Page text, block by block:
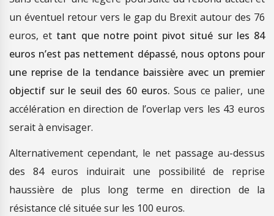
un éventuel retour vers le gap du Brexit autour des 76
euros, et tant que notre point pivot situé sur les 84
euros n’est pas nettement dépassé, nous optons pour
une reprise de la tendance baissière avec un premier
objectif sur le seuil des 60 euros.Sous ce palier, une
accélération en direction de l’overlap vers les 43 euros
serait à envisager.
Alternativement cependant, le net passage au-dessus
des 84 euros induirait une possibilité de reprise
haussière de plus long terme en direction de la
résistance clé située sur les 100 euros.